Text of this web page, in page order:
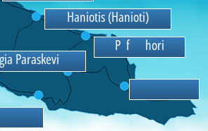
vi
Paliouri
Pefkochori
Ha ts H i
gia